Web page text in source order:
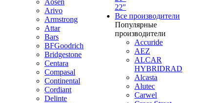
Aosen
Arivo
Armstrong
Attar
Bars
BFGoodrich
Bridgestone
Centara
Compasal
Continental
Cordiant
Delinte
22"
Все производители
Популярные
производители
Accuride
AEZ
ALCAR
HYBRIDRAD
Alcasta
Alutec
Carwel